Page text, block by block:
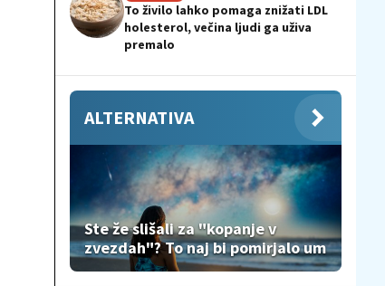
To živilo lahko pomaga znižati LDL
holesterol, večina ljudi ga uživa
premalo
ALTERNATIVA
Ste že slišali za "kopanje v
zvezdah"? To naj bi pomirjalo um